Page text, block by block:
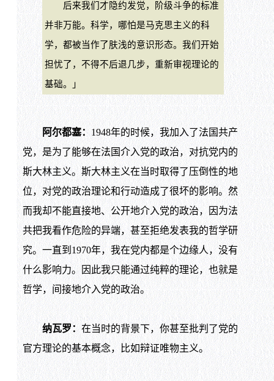
后来我们才隐约发觉，阶级斗争的标准
并非万能。科学，哪怕是马克思主义的科
学，都被当作了肤浅的意识形态。我们开始
担忧了，不得不后退几步，重新审视理论的
基础。」
阿尔都塞： 1948年的时候，我加入了法国共产
党，是为了能够在法国介入党的政治，对抗党内的
斯大林主义。斯大林主义在当时取得了压倒性的地
位，对党的政治理论和行动造成了很坏的影响。然
而我却不能直接地、公开地介入党的政治，因为法
共把我看作危险的异端，甚至拒绝发表我的哲学研
究。一直到1970年，我在党内都是个边缘人，没有
什么影响力。因此我只能通过纯粹的理论，也就是
哲学，间接地介入党的政治。
纳瓦罗： 在当时的背景下，你甚至批判了党的
官方理论的基本概念，比如辩证唯物主义。